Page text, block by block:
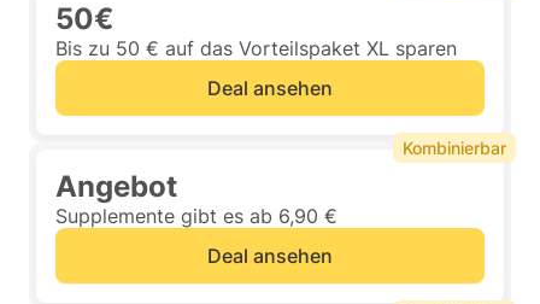
50€
Bis zu 50 € auf das Vorteilspaket XL sparen
Deal ansehen
Angebot
Supplemente gibt es ab 6,90 €
Deal ansehen
Kombinierbar